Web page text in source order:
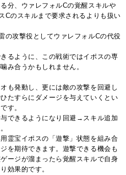
分、ウァレフォルCの覚醒スキルや
Cのスキルまで要求されるよりも扱い
の攻撃役としてウァレフォルCの代役
るように、この戦術ではイポスの専
み合うかもしれません。
も発動し、更には敵の攻撃を回避し
たすらにダメージを与えていくとい
す。
できるようになり回避→スキル追加
霊宝イポスの「遊撃」状態を組み合
を期待できます。遊撃できる機会も
ージが溜まったら覚醒スキルで自身
効果的です。